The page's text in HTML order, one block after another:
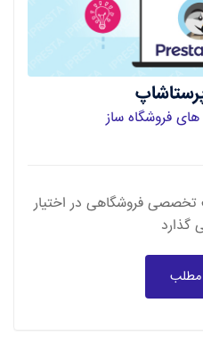
های فروشگاه ساز
از 310 قابلیت تخصصی فروشگاهی در اختیار
گذارد
مطلب